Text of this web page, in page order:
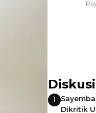
1
Dikritik